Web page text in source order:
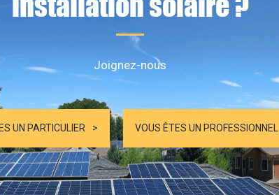
Joignez-nous
UN PARTICULIER VOUS ÊTES UN PROFESSIONNEL